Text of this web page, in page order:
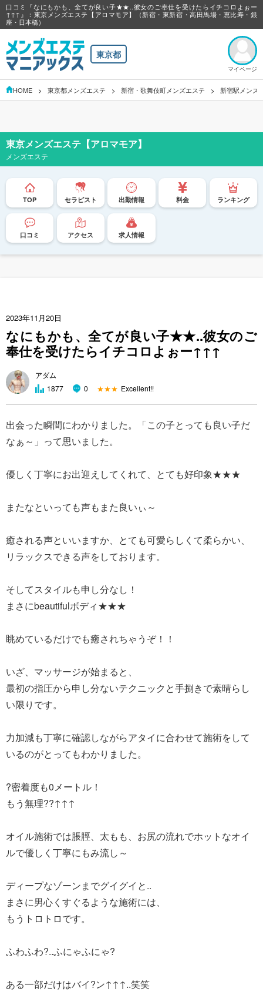
口コミ『なにもかも、全てが良い子★★..彼女のご奉仕を受けたらイチコロよぉー
↑↑↑』：東京メンズエステ【アロマモア】（新宿・東新宿・高田馬場・恵比寿・銀
座・日本橋）
東京都
マイページ
HOME 東京都メンズエステ 新宿・歌舞伎町メンズエステ 新宿駅メンズ
東京メンズエステ【アロマモア】
メンズエステ
TOP セラピスト 出勤情報 料金 ランキング
口コミ アクセス 求人情報
2023年11月20日
なにもかも、全てが良い子★★..彼女のご
奉仕を受けたらイチコロよぉー↑↑↑
アダム
1877
0 ★★★ Excellent!!
出会った瞬間にわかりました。「この子とっても良い子だ
なぁ～」って思いました。
優しく丁寧にお出迎えしてくれて、とても好印象★★★
またなといっても声もまた良いぃ～
癒される声といいますか、とても可愛らしくて柔らかい、
リラックスできる声をしております。
そしてスタイルも申し分なし！
まさにbeautifulボディ★★★
眺めているだけでも癒されちゃうぞ！！
いざ、マッサージが始まると、
最初の指圧から申し分ないテクニックと手捌きで素晴らし
い限りです。
力加減も丁寧に確認しながらアタイに合わせて施術をして
いるのがとってもわかりました。
?密着度も0メートル！
もう無理??↑↑↑
オイル施術では脹脛、太もも、お尻の流れでホットなオイ
ルで優しく丁寧にもみ流し～
ディープなゾーンまでグイグイと..
まさに男心くすぐるような施術には、
もうトロトロです。
ふわふわ?..ふにゃふにゃ?
ある一部だけはバイ?ン↑↑↑..笑笑